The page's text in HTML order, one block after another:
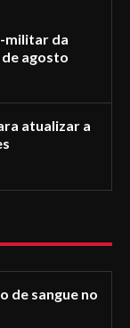
militar da
agosto
atualizar a
de sangue no